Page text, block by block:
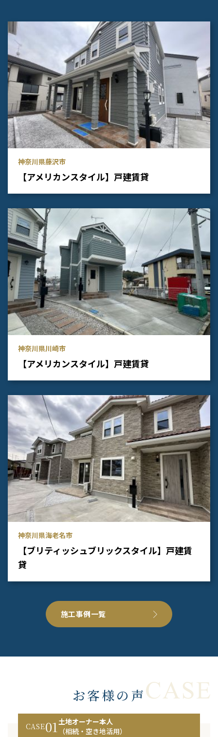
神奈川県藤沢市
【アメリカンスタイル】戸建賃貸
神奈川県川崎市
【アメリカンスタイル】戸建賃貸
神奈川県海老名市
【ブリティッシュブリックスタイル】戸建賃
貸
施工事例一覧
お客様の声
CASE01土地オーナー本人
（相続・空き地活用）